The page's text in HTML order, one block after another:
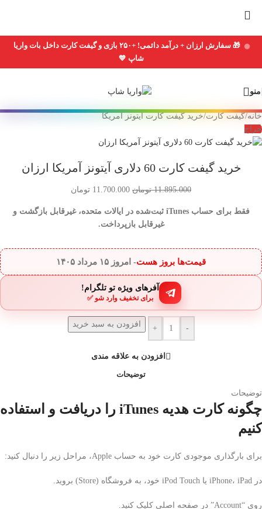
Skip
main
🎁 سفارش ارزان + درآمد دائمی! +۲۵۰ بازی و گیفت کارت داخل بات واریا
شاپ 💙
منو
خانه/گیفت کارت/خرید گیفت کارت آیتونز آمریکا
حراج
خرید گیفت کارت 60 دلاری آیتونز آمریکا ارزان
11.895.000 تومان 11.700.000 تومان
فقط برای حساب iTunes ثبت‌شده در ایالات متحده، غیرقابل بازگشت و
غیرقابل بازپرداخت.
قیمت‌ها بروز هست- امروز ۱۵ مرداد ۱۴۰۵
آفرهای ویژه تو تلگرام!
برای تخفیف وارد شو ✅
-
+ افزودن به سبد خرید
افزودن به علاقه مندی
توضیحات
توضیحات
چگونه کارت هدیه iTunes را دریافت و استفاده
کنیم
برای بارگذاری موجودی کارت خود به حساب Apple، مراحل زیر را دنبال کنید:
در iPhone، iPad یا iPod Touch خود، به فروشگاه (Store) بروید.
روی “Account” در صفحه اصلی کلیک کنید.